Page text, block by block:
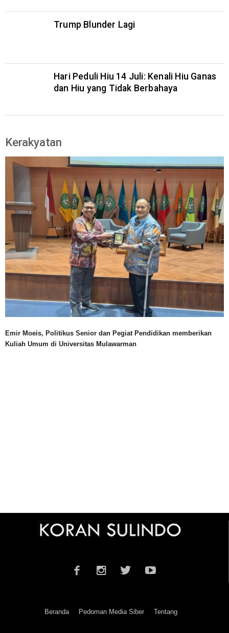
Trump Blunder Lagi
Hari Peduli Hiu 14 Juli: Kenali Hiu Ganas
dan Hiu yang Tidak Berbahaya
Kerakyatan
Emir Moeis, Politikus Senior dan Pegiat Pendidikan memberikan
Kuliah Umum di Universitas Mulawarman
Beranda Pedoman Media Siber Tentang